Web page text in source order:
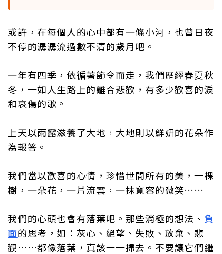
或許，在每個人的心中都有一條小河，也曾日夜
不停的潺潺流過數不清的歲月吧。
一年有四季，依循著節令而走，我們歷經春夏秋
冬，一如人生路上的離合悲歡，有多少歡喜的淚
和哀傷的歌。
上天以雨露滋養了大地，大地則以鮮妍的花朵作
為報答。
我們當以歡喜的心情，珍惜世間所有的美，一棵
樹，一朵花，一片流雲，一抹寬容的微笑……
我們的心頭也會有落葉吧。那些消極的想法、 負
面的思考，如：灰心、絕望、失敗、放棄、悲
觀……都像落葉，真該一一掃去。不要讓它們繼